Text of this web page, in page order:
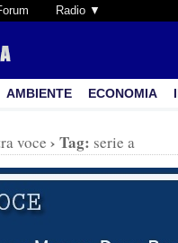
Radio ▼
AMBIENTE ECONOMIA
voce › Tag: serie a